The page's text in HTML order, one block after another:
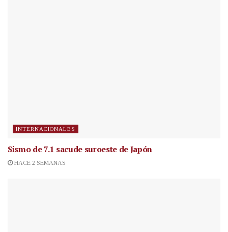
INTERNACIONALES
Sismo de 7.1 sacude suroeste de Japón
HACE 2 SEMANAS